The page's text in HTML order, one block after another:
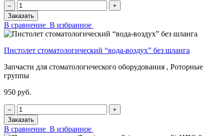
‒
+
Заказать
В сравнение В избранное
Пистолет стоматологический “вода-воздух” без шланга
Запчасти для стоматологического оборудования , Роторные
группы
950 руб.
‒
+
Заказать
В сравнение В избранное